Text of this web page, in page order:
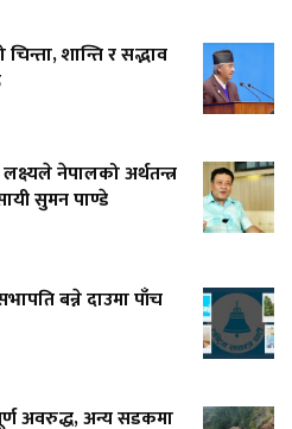
शान्ति र सद्भाव
नेपालको अर्थतन्त्र
सुमन पाण्डे
बन्ने दाउमा पाँच
अवरुद्ध, अन्य सडकमा